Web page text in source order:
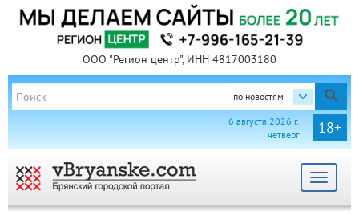
ООО "Регион центр", ИНН 4817003180
по новостям
18+
6 августа 2026 г.
четверг
Toggle